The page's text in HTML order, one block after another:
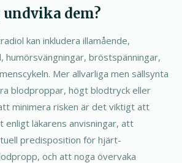
dem?
kan inkludera illamående,
humörsvängningar, bröstspänningar,
Mer allvarliga men sällsynta
blodproppar, högt blodtryck eller
minimera risken är det viktigt att
enligt läkarens anvisningar, att
predisposition för hjärt-
och att noga övervaka